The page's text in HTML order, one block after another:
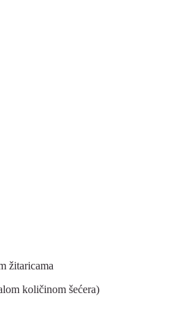
žitaricama
količinom šećera)